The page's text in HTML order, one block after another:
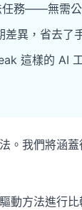
務——無需公
異，省去了
這樣的 AI
。我們將涵
動方法進行